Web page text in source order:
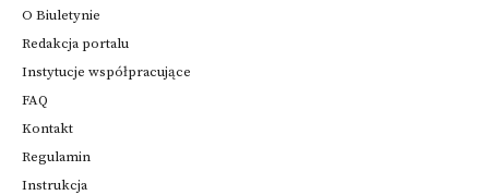
O Biuletynie
Redakcja portalu
Instytucje współpracujące
FAQ
Kontakt
Regulamin
Instrukcja